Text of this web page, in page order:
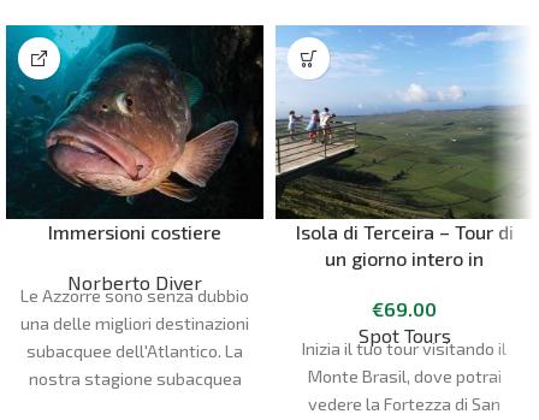
Immersioni costiere
Norberto Diver
Le Azzorre sono senza dubbio
una delle migliori destinazioni
subacquee dell'Atlantico. La
nostra stagione subacquea
Isola di Terceira – Tour di
un giorno intero in
€69.00
Spot Tours
Inizia il tuo tour visitando il
Monte Brasil, dove potrai
vedere la Fortezza di San